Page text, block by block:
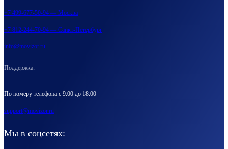
+7 499-677-50-94 — Москва
+7 812-244-70-94 — Санкт-Петербург
info@movizor.ru
Поддержка:
По номеру телефона с 9.00 до 18.00
support@movizor.ru
Мы в соцсетях: